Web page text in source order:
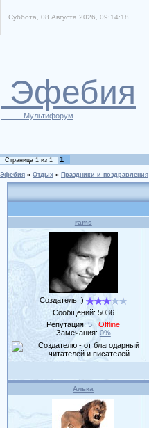
Суббота, 08 Августа 2026, 09:14:18
Эфебия
Мультифорум
Страница 1 из 1 1
Эфебия » Отдых » Праздники и поздравления
rams
Создатель :)
Сообщений: 5036
Репутация:5
Offline
Замечания: 0%
Алька